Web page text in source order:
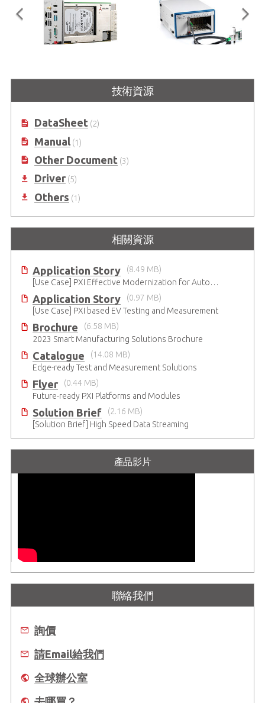
搭載 3U Intel® Core™ i7-4700EQ
四核心處理器的 PXI Express 控制器
PXI Express 的 PCI Express 控制
技術資源
DataSheet(2)
Manual(1)
Other Document(3)
Driver(5)
Others (1)
相關資源
Application Story
(8.49 MB)
[Use Case] PXI Effective Modernization for Automated Testing
Application Story
(0.97 MB)
[Use Case] PXI based EV Testing and Measurement
Brochure
(6.58 MB)
2023 Smart Manufacturing Solutions Brochure
Catalogue
(14.08 MB)
Edge-ready Test and Measurement Solutions
Flyer
(0.44 MB)
Future-ready PXI Platforms and Modules
Solution Brief
(2.16 MB)
[Solution Brief] High Speed Data Streaming
產品影片
聯絡我們
詢價
請Email給我們
全球辦公室